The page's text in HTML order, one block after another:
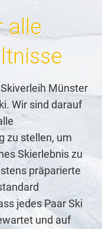
alle
Münster
Wir sind darauf
zu stellen, um
Skierlebnis zu
präparierte
jedes Paar Ski
und auf